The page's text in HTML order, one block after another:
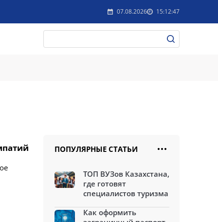
07.08.2026 15:12:47
ПОПУЛЯРНЫЕ СТАТЬИ
ТОП ВУЗов Казахстана,
где готовят
специалистов туризма
Как оформить